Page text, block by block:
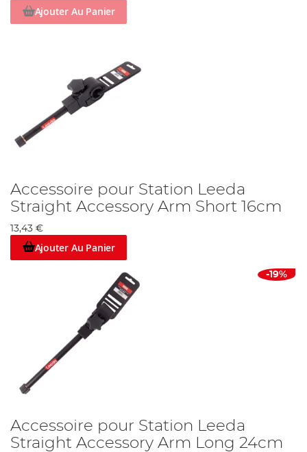
Ajouter Au Panier
Accessoire pour Station Leeda
Straight Accessory Arm Short 16cm
13,43 €
Ajouter Au Panier
-19%
Accessoire pour Station Leeda
Straight Accessory Arm Long 24cm